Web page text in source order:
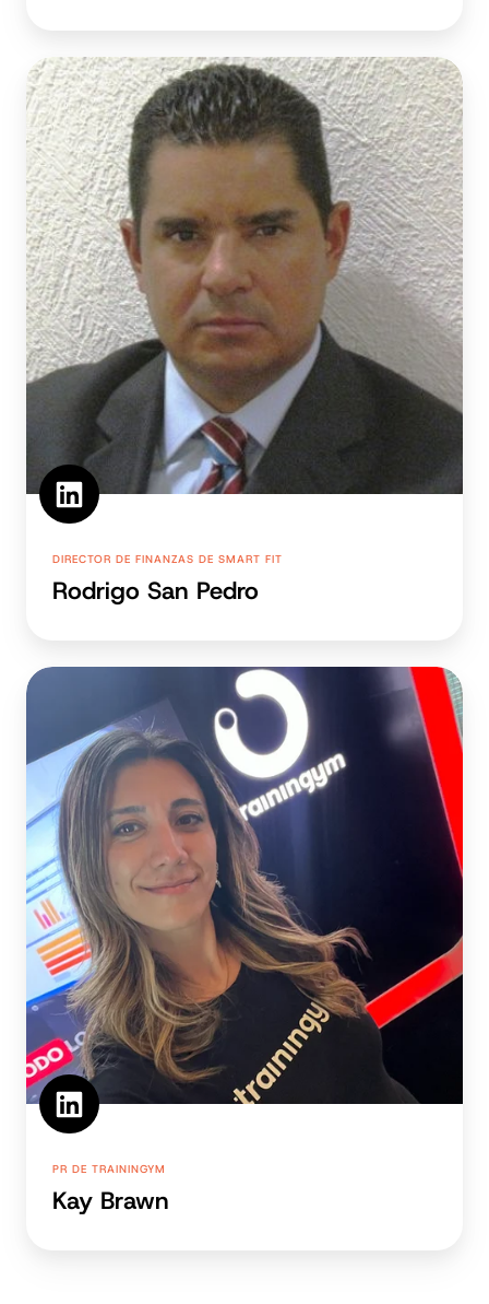
Rodrigo
San
Pedro
DIRECTOR DE FINANZAS DE SMART FIT
Rodrigo San Pedro
Kay
PR DE TRAININGYM
Kay Brawn